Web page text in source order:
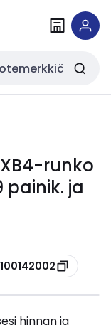
XB4-runko
painik. ja
hinnan ja